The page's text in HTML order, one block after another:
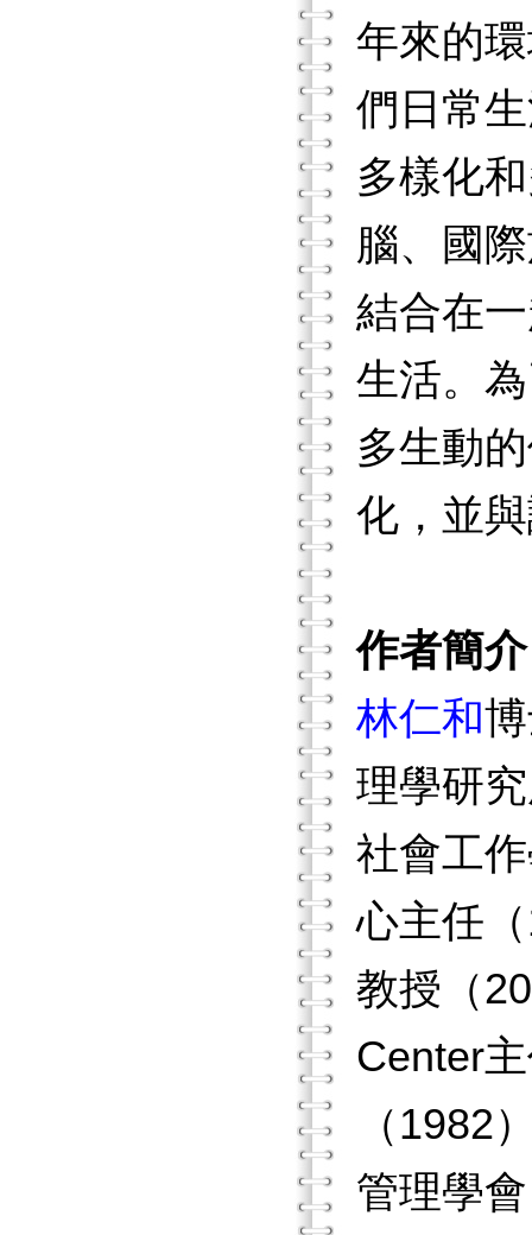
年來的
們日常
多樣化
腦、國
結合在
生活。
多生動
化，並
作者簡介
林仁和
理學研
社會工
心主任
教授（
Center
（1982
管理學